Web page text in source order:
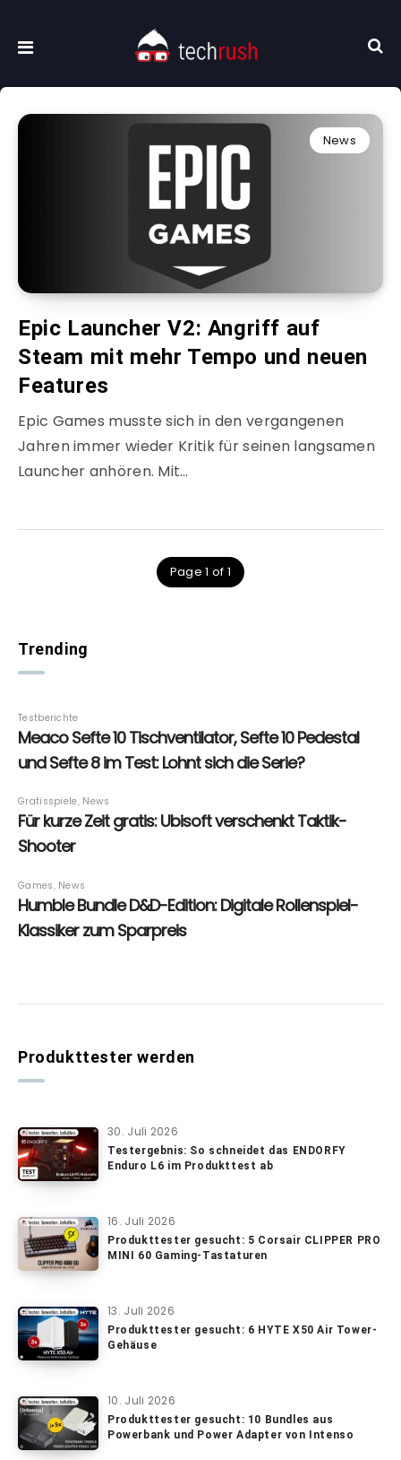
News
Epic Launcher V2: Angriff auf
Steam mit mehr Tempo und neuen
Features
Epic Games musste sich in den vergangenen
Jahren immer wieder Kritik für seinen langsamen
Launcher anhören. Mit…
Page 1 of 1
Trending
Produkttester werden
30. Juli 2026
Testergebnis: So schneidet das ENDORFY
Enduro L6 im Produkttest ab
16. Juli 2026
Produkttester gesucht: 5 Corsair CLIPPER PRO
MINI 60 Gaming-Tastaturen
13. Juli 2026
Produkttester gesucht: 6 HYTE X50 Air Tower-
Gehäuse
10. Juli 2026
Produkttester gesucht: 10 Bundles aus
Powerbank und Power Adapter von Intenso